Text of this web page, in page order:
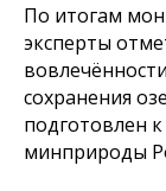
По итогам
эксперты
сохранения
подготовлен
минприроды